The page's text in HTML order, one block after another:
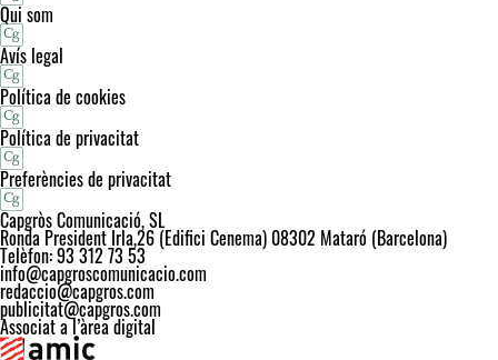
Qui som
Avís legal
Política de cookies
Política de privacitat
Preferències de privacitat
Capgròs Comunicació, SL
Ronda President Irla,26 (Edifici Cenema) 08302 Mataró (Barcelona)
Telèfon: 93 312 73 53
info@capgroscomunicacio.com
redaccio@capgros.com
publicitat@capgros.com
Associat a l’àrea digital